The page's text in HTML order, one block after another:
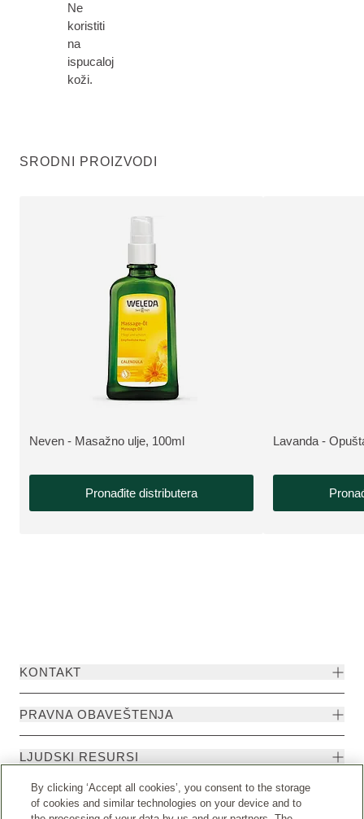
Ne
koristiti
na
ispucaloj
koži.
SRODNI PROIZVODI
VIŠE INFORMACIJA:
Neven - Masažno ulje, 100ml
Pronađite distributera
VIŠE
Lavanda -
KONTAKT
PRAVNA OBAVEŠTENJA
LJUDSKI RESURSI
By clicking ‘Accept all cookies’, you consent to the storage
of cookies and similar technologies on your device and to